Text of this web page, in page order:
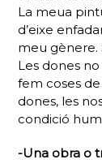
La meua
d’eixe
meu gènere.
Les dones no
fem coses
dones, les
condició
-Una obra o